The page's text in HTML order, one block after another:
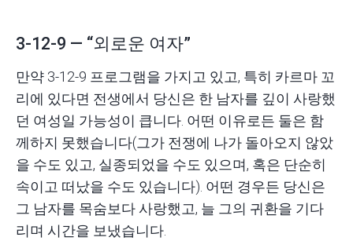
3-12-9 — “외로운 여자”
만약 3-12-9 프로그램을 가지고 있고, 특히 카르마 꼬
리에 있다면 전생에서 당신은 한 남자를 깊이 사랑했
던 여성일 가능성이 큽니다. 어떤 이유로든 둘은 함
께하지 못했습니다(그가 전쟁에 나가 돌아오지 않았
을 수도 있고, 실종되었을 수도 있으며, 혹은 단순히
속이고 떠났을 수도 있습니다). 어떤 경우든 당신은
그 남자를 목숨보다 사랑했고, 늘 그의 귀환을 기다
리며 시간을 보냈습니다.